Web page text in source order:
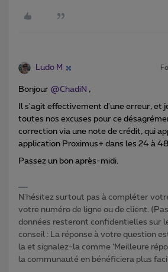
Ludo M
Bonjour ​ @ChadiN ,
Il s'agit effectivement d'une erreur, et
toutes nos excuses pour ce
correction via une note de crédit, qui
application Proximus+ dans les 24 à
Passez un bon après-midi.
N'hésitez surtout pas à compléter
votre numéro de ligne ou de client.
données resteront confidentielles sur
conseil : La réponse à votre question
la et signalez-la comme ‘Meilleure
la communauté en bénéficiera plus